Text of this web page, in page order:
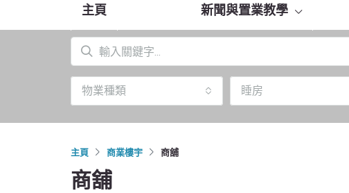
主頁 新聞與置業教學
物業種類 睡房
主頁 商業樓宇 商舖
商舖